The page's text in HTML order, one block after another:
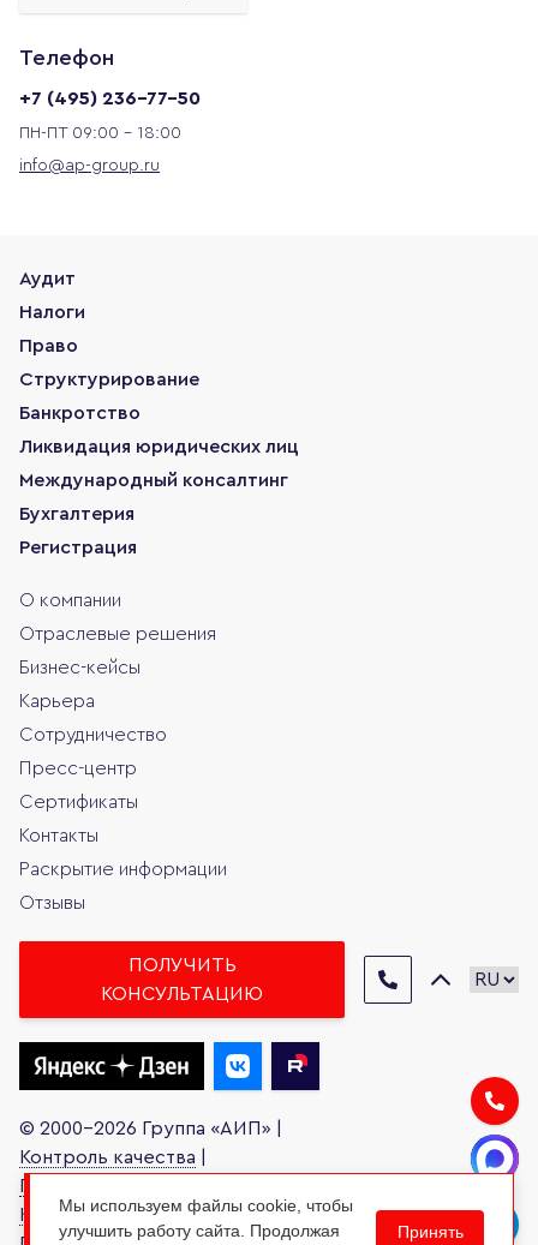
Телефон
+7 (495) 236-77-50
ПН-ПТ 09:00 - 18:00
info@ap-group.ru
Мы используем файлы cookie, чтобы
улучшить работу сайта. Продолжая
Принять
Аудит
Налоги
Право
Структурирование
Банкротство
Ликвидация юридических лиц
Международный консалтинг
Бухгалтерия
Регистрация
О компании
Отраслевые решения
Бизнес-кейсы
Карьера
Сотрудничество
Пресс-центр
Сертификаты
Контакты
Раскрытие информации
Отзывы
ПОЛУЧИТЬ
КОНСУЛЬТАЦИЮ
© 2000-2026 Группа «АИП» |
Контроль качества
Письмо руководителю
Карта сайта|